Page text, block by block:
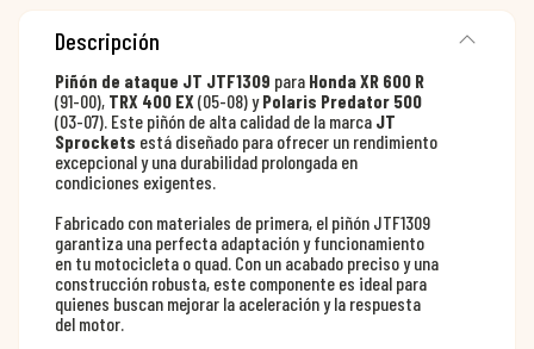
Descripción
Piñón de ataque JT JTF1309 para Honda XR 600 R
(91-00), TRX 400 EX (05-08) yPolaris Predator 500
(03-07). Este piñón de alta calidad de la marca JT
Sprockets está diseñado para ofrecer un rendimiento
excepcional y una durabilidad prolongada en
condiciones exigentes.
Fabricado con materiales de primera, el piñón JTF1309
garantiza una perfecta adaptación y funcionamiento
en tu motocicleta o quad. Con un acabado preciso y una
construcción robusta, este componente es ideal para
quienes buscan mejorar la aceleración y la respuesta
del motor.